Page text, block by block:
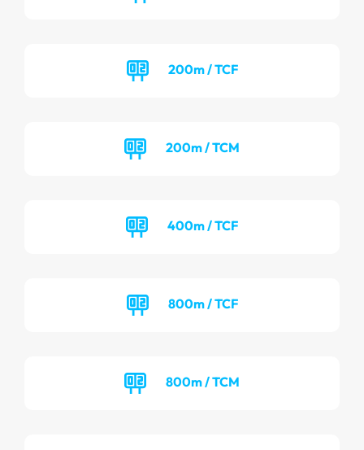
200m / TCF
200m / TCM
400m / TCF
800m / TCF
800m / TCM